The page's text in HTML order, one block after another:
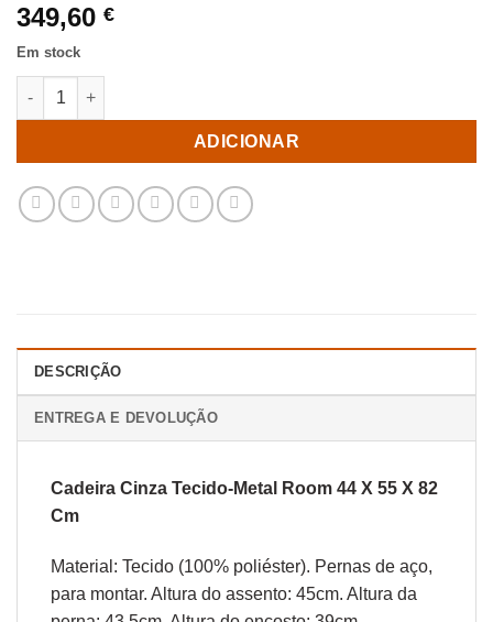
349,60 €
Em stock
Quantidade de Cadeira Cinza Tecido-Metal Room 44 X 55 X 82
ADICIONAR
DESCRIÇÃO
ENTREGA E DEVOLUÇÃO
Cadeira Cinza Tecido-Metal Room 44 X 55 X 82
Cm
Material: Tecido (100% poliéster). Pernas de aço,
para montar. Altura do assento: 45cm. Altura da